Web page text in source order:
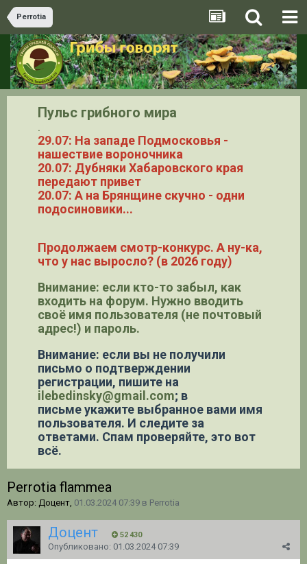
Perrotia
Пульс грибного мира
.
29.07: На западе Подмосковья -
нашествие вороночника
20.07: Дубняки Хабаровского края
передают привет
20.07: А на Брянщине скучно - одни
подосиновики...
Продолжаем смотр-конкурс. А ну-ка,
что у нас выросло? (в 2026 году)
Внимание: если кто-то забыл, как
входить на форум. Нужно вводить
своё имя пользователя (не почтовый
адрес!) и пароль.
Внимание: если вы не получили
письмо о подтверждении
регистрации, пишите на
ilebedinsky@gmail.com; в
письме укажите выбранное вами имя
пользователя. И следите за
ответами. Спам проверяйте, это вот
всё.
Perrotia flammea
Автор: Доцент, 01.03.2024 07:39 в Perrotia
Доцент 52 430
Опубликовано: 01.03.2024 07:39